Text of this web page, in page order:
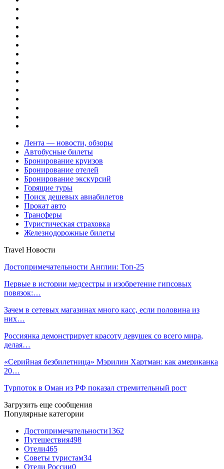
Лента — новости, обзоры
Автобусные билеты
Бронирование круизов
Бронирование отелей
Бронирование экскурсий
Горящие туры
Поиск дешевых авиабилетов
Прокат авто
Трансферы
Туристическая страховка
Железнодорожные билеты
Travel Новости
Достопримечательности Англии: Топ-25
Первые в истории медсестры и изобретение гипсовых
повязок:…
Зачем в сетевых магазинах много касс, если половина из
них…
Россиянка демонстрирует красоту девушек со всего мира,
делая…
«Серийная безбилетница» Мэрилин Хартман: как американка
20…
Турпоток в Оман из РФ показал стремительный рост
Загрузить еще сообщения
Популярные категории
Достопримечательности1362
Путешествия498
Отели465
Советы туристам34
Отели России0